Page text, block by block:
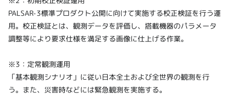
PALSAR-3標準プロダクト公開に向けて実施する校正検証を行う運
用。校正検証とは、観測データを評価し、搭載機器のパラメータ
調整等により要求仕様を満足する画像に仕上げる作業。
※3：定常観測運用
「基本観測シナリオ」に従い日本全土および全世界の観測を行
う。また、災害時などには緊急観測を実施する。